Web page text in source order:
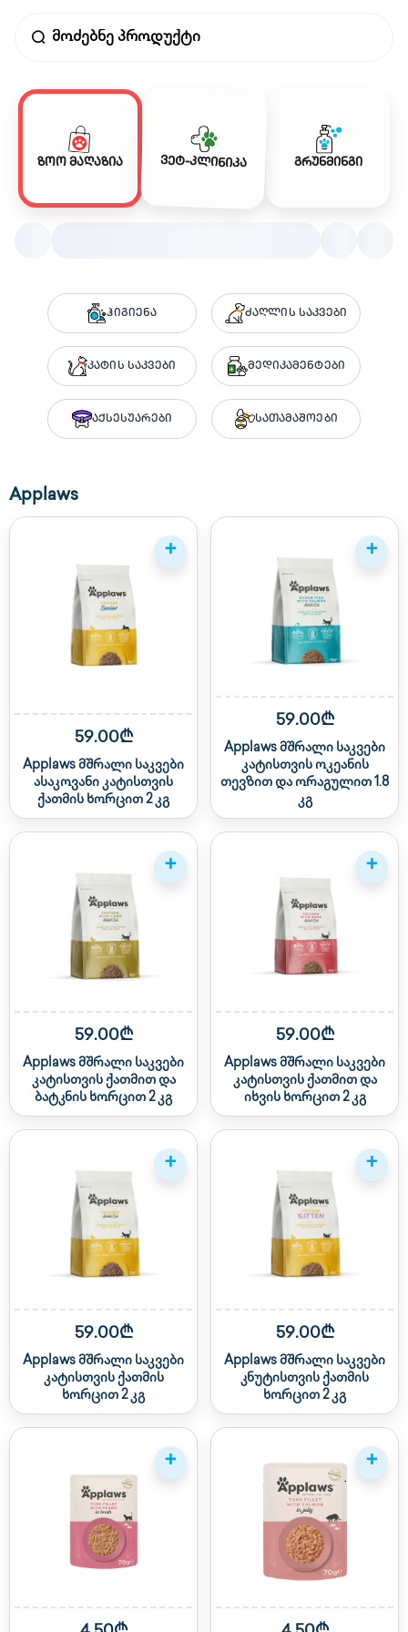
ზოო მაღაზია ვეტ-კლინიკა გრუნმინგი
ჰიგიენა ძაღლის საკვები
კატის საკვები მედიკამენტები
აქსესუარები სათამაშოები
Applaws
+
59.00₾
Applaws მშრალი საკვები
ასაკოვანი კატისთვის
ქათმის ხორცით 2 კგ
+
59.00₾
Applaws მშრალი საკვები
კატისთვის ოკეანის
თევზით და ორაგულით 1.8
კგ
+
59.00₾
Applaws მშრალი საკვები
კატისთვის ქათმით და
ბატკნის ხორცით 2 კგ
+
59.00₾
Applaws მშრალი საკვები
კატისთვის ქათმით და
იხვის ხორცით 2 კგ
+
59.00₾
Applaws მშრალი საკვები
კატისთვის ქათმის
ხორცით 2 კგ
+
59.00₾
Applaws მშრალი საკვები
კნუტისთვის ქათმის
ხორცით 2 კგ
+ +